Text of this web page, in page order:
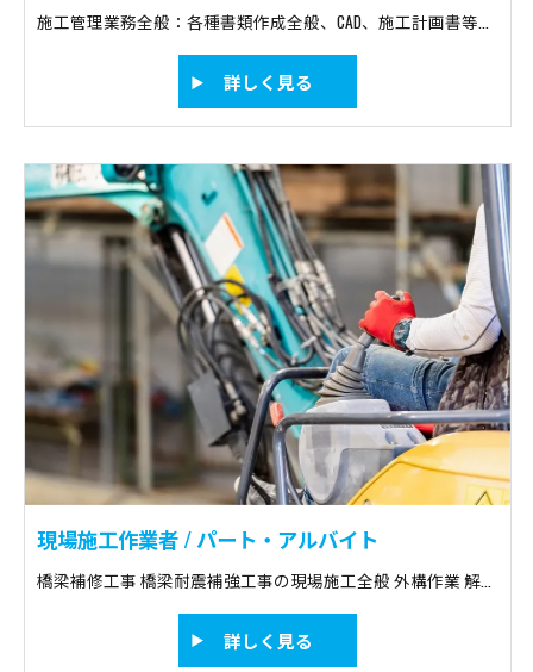
施工管理業務全般：各種書類作成全般、CAD、施工計画書等の作成、打合せ、工事の積算、リスクマネジメント、教育、工程管理、原価管理、品質管理、安全管理など 現場作業：現場補佐、撮影測量、作業者への指示だし、作業内容チェック、点検、片付け、清掃など
詳しく見る
現場施工作業者 / パート・アルバイト
詳しく見る